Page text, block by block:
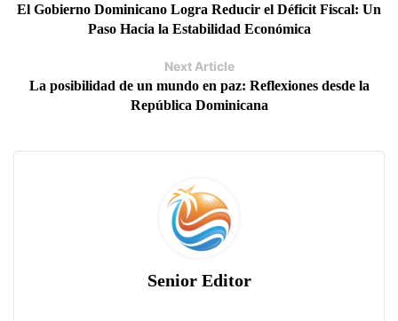
El Gobierno Dominicano Logra Reducir el Déficit Fiscal: Un
Paso Hacia la Estabilidad Económica
Next Article
La posibilidad de un mundo en paz: Reflexiones desde la
República Dominicana
Senior Editor